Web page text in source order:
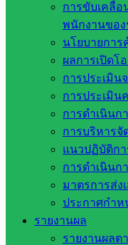
การขับเคลื่อ
พนักงานของ
นโยบายการ
ผลการเปิดโ
การประเมิน
การประเมิน
การดำเนินก
การบริหารจั
แนวปฏิบัติกา
การดำเนินก
มาตรการส่ง
ประกาศกำห
รายงานผล
รายงานผลต
หน่วยงานในจัง
จังหวัดสระแก้ว
องค์การบริหารส่
ศึกษาธิการจังหวัด
สำนักงาน ส.ก.ส.
สพป. สระแก้วเขต
สพป.สระแก้ว เขต
โรงเรียนในสังกัด
โรงเรียนในสังกัด
วิทยาลัยเทคนิคสร
วิทยาลัยเทคนิควัง
กศน.สระแก้ว